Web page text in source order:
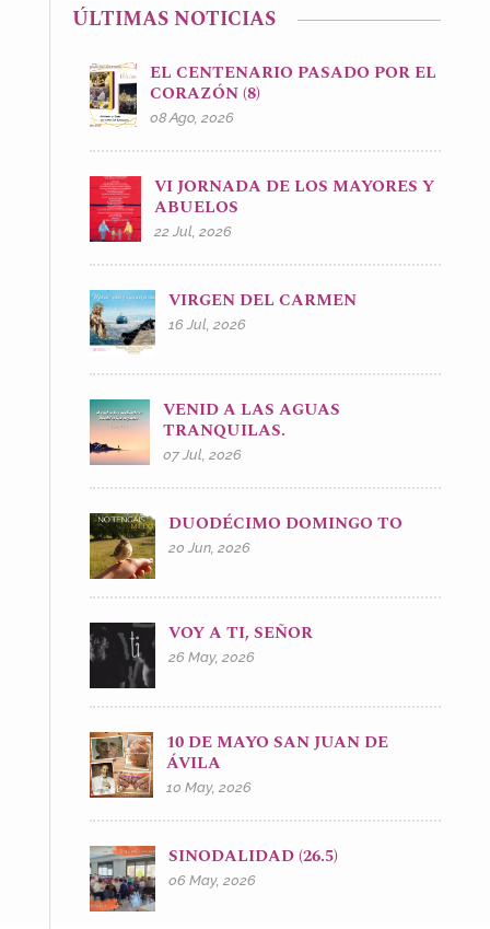
ÚLTIMAS NOTICIAS
EL CENTENARIO PASADO POR EL
CORAZÓN (8)
08 Ago, 2026
VI JORNADA DE LOS MAYORES Y
ABUELOS
22 Jul, 2026
VIRGEN DEL CARMEN
16 Jul, 2026
VENID A LAS AGUAS
TRANQUILAS.
07 Jul, 2026
DUODÉCIMO DOMINGO TO
20 Jun, 2026
VOY A TI, SEÑOR
26 May, 2026
10 DE MAYO SAN JUAN DE
ÁVILA
10 May, 2026
SINODALIDAD (26.5)
06 May, 2026